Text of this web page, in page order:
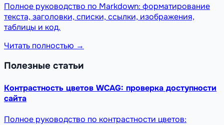
Полное руководство по Markdown: форматирование
текста, заголовки, списки, ссылки, изображения,
таблицы и код.
Читать полностью →
Полезные статьи
Контрастность цветов WCAG: проверка доступности
сайта
Полное руководство по контрастности цветов: